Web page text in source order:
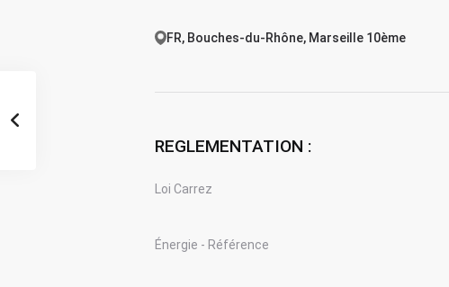
FR, Bouches-du-Rhône, Marseille 10ème
REGLEMENTATION :
Loi Carrez
Énergie - Référence